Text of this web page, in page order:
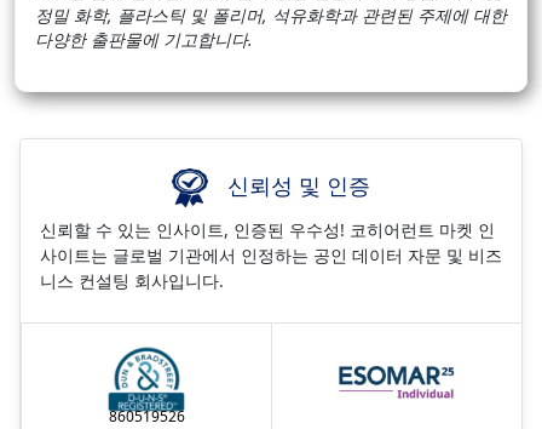
정밀 화학, 플라스틱 및 폴리머, 석유화학과 관련된 주제에 대한
다양한 출판물에 기고합니다.
신뢰성 및 인증
신뢰할 수 있는 인사이트, 인증된 우수성! 코히어런트 마켓 인
사이트는 글로벌 기관에서 인정하는 공인 데이터 자문 및 비즈
니스 컨설팅 회사입니다.
860519526